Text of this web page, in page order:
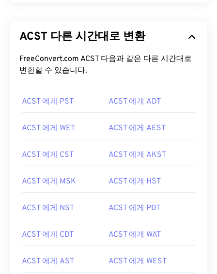
ACST 다른 시간대로 변환
FreeConvert.com ACST 다음과 같은 다른 시간대로
변환할 수 있습니다.
ACST 에게 PST ACST 에게 ADT
ACST 에게 WET ACST 에게 AEST
ACST 에게 CST ACST 에게 AKST
ACST 에게 MSK ACST 에게 HST
ACST 에게 NST ACST 에게 PDT
ACST 에게 CDT ACST 에게 WAT
ACST 에게 AST ACST 에게 WEST